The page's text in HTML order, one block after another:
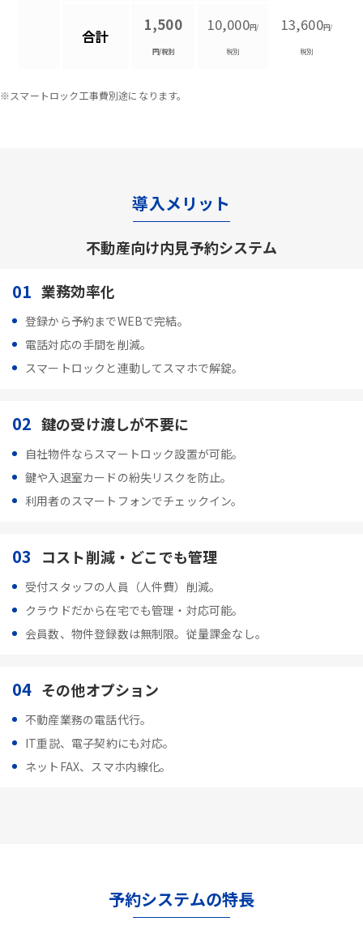
合計
1,500
円/税別
10,000円/
税別
13,600円/
税別
※スマートロック工事費別途になります。
導入メリット
不動産向け内見予約システム
01 業務効率化
登録から予約までWEBで完結。
電話対応の手間を削減。
スマートロックと連動してスマホで解錠。
02 鍵の受け渡しが不要に
自社物件ならスマートロック設置が可能。
鍵や入退室カードの紛失リスクを防止。
利用者のスマートフォンでチェックイン。
03 コスト削減・どこでも管理
受付スタッフの人員（人件費）削減。
クラウドだから在宅でも管理・対応可能。
会員数、物件登録数は無制限。従量課金なし。
04 その他オプション
不動産業務の電話代行。
IT重説、電子契約にも対応。
ネットFAX、スマホ内線化。
予約システムの特長